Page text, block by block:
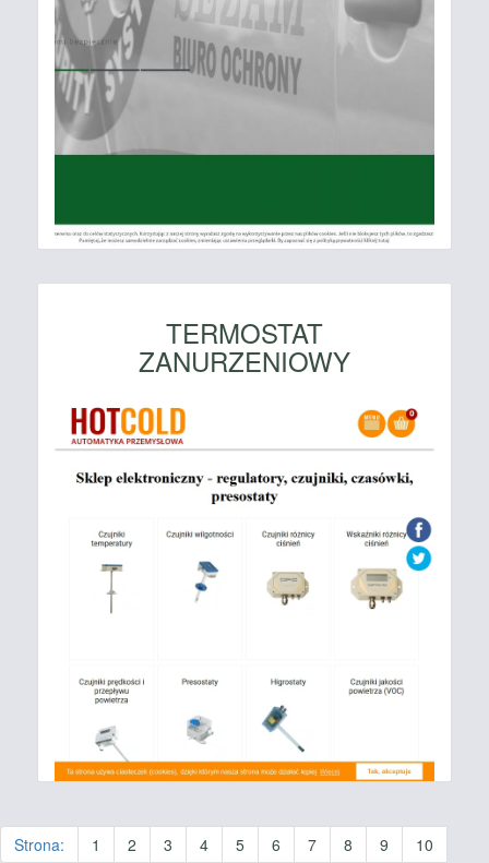
TERMOSTAT
ZANURZENIOWY
Strona: 1 2 3 4 5 6 7 8 9 10